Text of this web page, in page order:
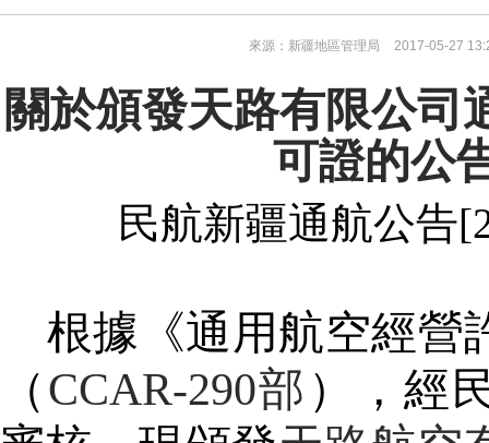
來源：新疆地區管理局 2017-05-27
關於頒發天路有限公司
可證的公
民航新疆通航公告
根據《通用航空經營
（CCAR-290部 ），經
键
盲
模
式